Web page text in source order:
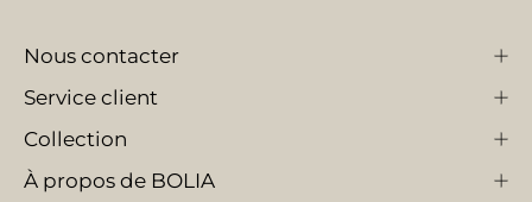
Nous contacter
Service client
Collection
À propos de BOLIA